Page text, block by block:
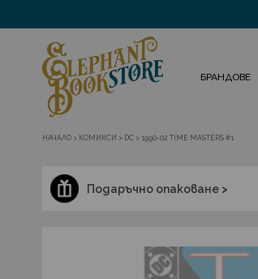
БРАНДОВЕ
НАЧАЛО > КОМИКСИ > DC > 1990-02 TIME MASTERS #1
Подаръчно опаковане >